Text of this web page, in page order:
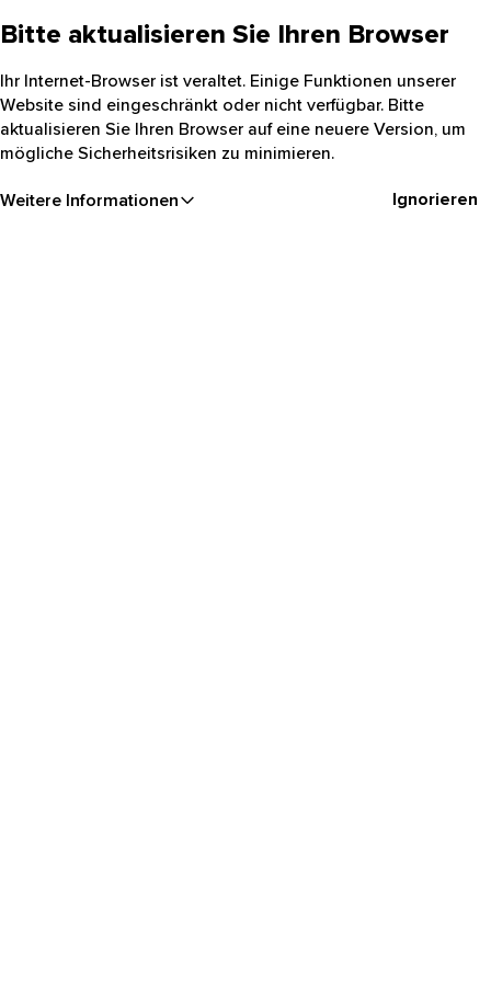
Bitte aktualisieren Sie Ihren Browser
Ihr Internet-Browser ist veraltet. Einige Funktionen unserer
Website sind eingeschränkt oder nicht verfügbar. Bitte
aktualisieren Sie Ihren Browser auf eine neuere Version, um
mögliche Sicherheitsrisiken zu minimieren.
Weitere Informationen Ignorieren